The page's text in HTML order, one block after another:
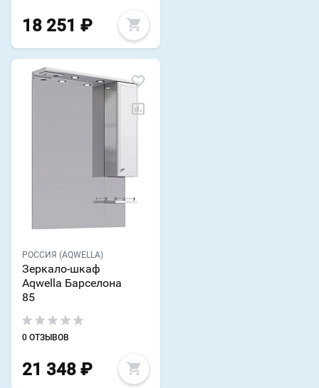
18 251 ₽
РОССИЯ (AQWELLA)
Зеркало-шкаф
Aqwella Барселона
85
0 ОТЗЫВОВ
21 348 ₽